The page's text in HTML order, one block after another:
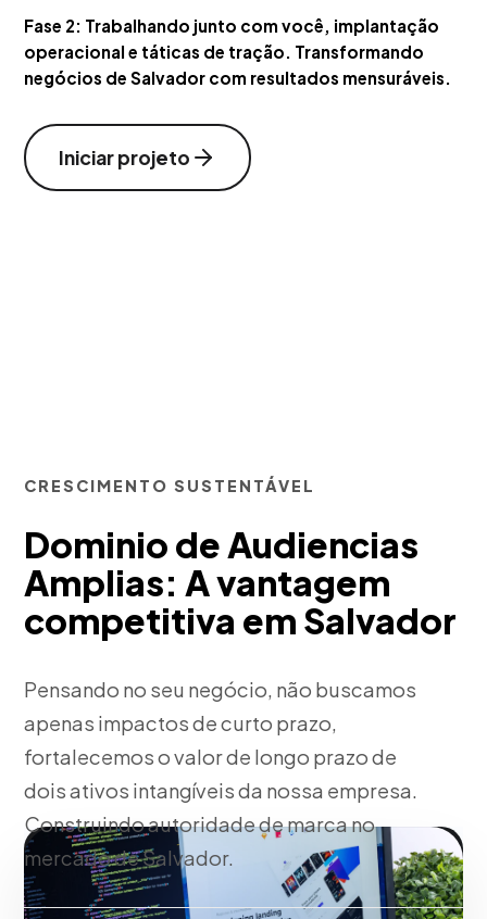
Fase 2: Trabalhando junto com você, implantação
operacional e táticas de tração. Transformando
negócios de Salvador com resultados mensuráveis.
Iniciar projeto
CRESCIMENTO SUSTENTÁVEL
Dominio de Audiencias
Amplias: A vantagem
competitiva em Salvador
Pensando no seu negócio, não buscamos
apenas impactos de curto prazo,
fortalecemos o valor de longo prazo de
dois ativos intangíveis da nossa empresa.
Construindo autoridade de marca no
mercado de Salvador.